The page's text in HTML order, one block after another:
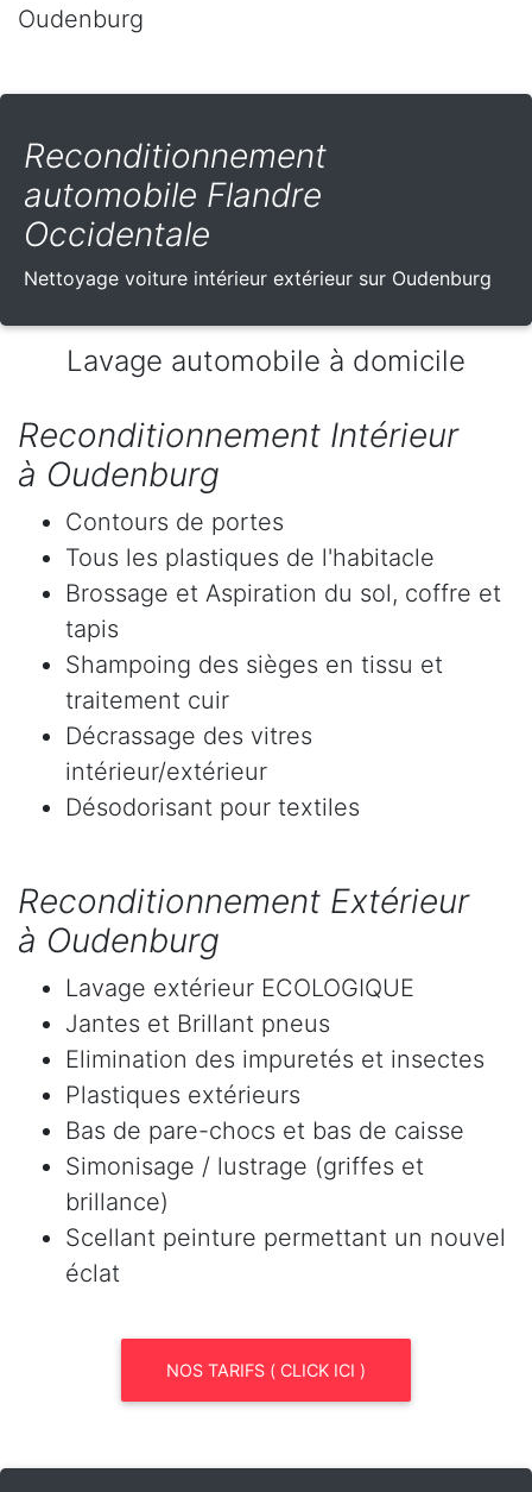
Oudenburg
Reconditionnement
automobile Flandre
Occidentale
Nettoyage voiture intérieur extérieur sur Oudenburg
Lavage automobile à domicile
Reconditionnement Intérieur
à Oudenburg
Contours de portes
Tous les plastiques de l'habitacle
Brossage et Aspiration du sol, coffre et
tapis
Shampoing des sièges en tissu et
traitement cuir
Décrassage des vitres
intérieur/extérieur
Désodorisant pour textiles
Reconditionnement Extérieur
à Oudenburg
Lavage extérieur ECOLOGIQUE
Jantes et Brillant pneus
Elimination des impuretés et insectes
Plastiques extérieurs
Bas de pare-chocs et bas de caisse
Simonisage / lustrage (griffes et
brillance)
Scellant peinture permettant un nouvel
éclat
NOS TARIFS ( CLICK ICI )